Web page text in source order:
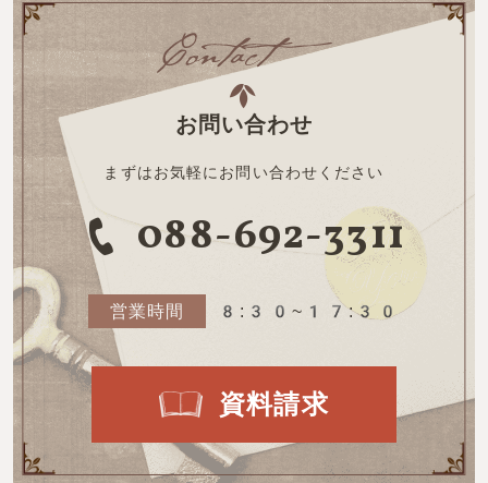
お問い合わせ
まずはお気軽にお問い合わせください
088-692-3311
営業時間 8:30~17:30
資料請求